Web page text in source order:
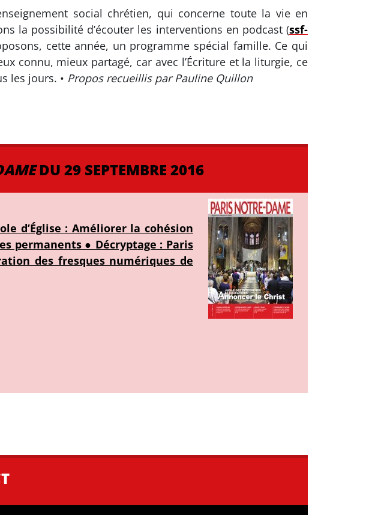
social chrétien, qui concerne toute la vie en
la possibilité d’écouter les interventions en podcast (ssf-
cette année, un programme spécial famille. Ce qui
connu, mieux partagé, car avec l’Écriture et la liturgie, ce
les jours. • Propos recueillis par Pauline Quillon
DU 29 SEPTEMBRE 2016
d’Église : Améliorer la cohésion
permanents ● Décryptage : Paris
des fresques numériques de